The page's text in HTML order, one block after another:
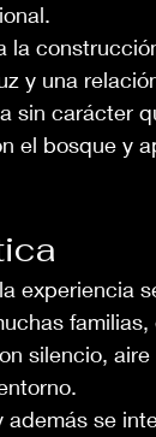
la
y una
sin carácter
el bosque y
experiencia
familias,
silencio, aire
se